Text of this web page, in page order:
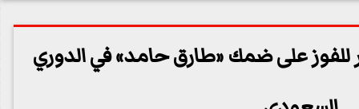
للفوز على ضمك «طارق حامد» في الدوري